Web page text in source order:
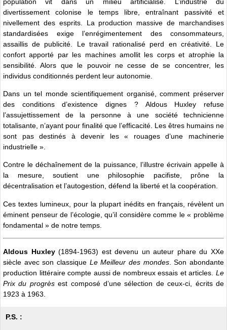
divertissement colonise le temps libre, entraînant passivité et
nivellement des esprits. La production massive de marchandises
standardisées exige l’enrégimentement des consommateurs,
assaillis de publicité. Le travail rationalisé perd en créativité. Le
confort apporté par les machines amollit les corps et atrophie la
sensibilité. Alors que le pouvoir ne cesse de se concentrer, les
individus conditionnés perdent leur autonomie.
Dans un tel monde scientifiquement organisé, comment préserver
des conditions d’existence dignes ? Aldous Huxley refuse
l’assujettissement de la personne à une société technicienne
totalisante, n’ayant pour finalité que l’efficacité. Les êtres humains ne
sont pas destinés à devenir les « rouages d’une machinerie
industrielle ».
Contre le déchaînement de la puissance, l’illustre écrivain appelle à
la mesure, soutient une philosophie pacifiste, prône la
décentralisation et l’autogestion, défend la liberté et la coopération.
Ces textes lumineux, pour la plupart inédits en français, révèlent un
éminent penseur de l’écologie, qu’il considère comme le « problème
fondamental » de notre temps.
Aldous Huxley(1894-1963) est devenu un auteur phare du XXe
siècle avec son classique Le Meilleur des mondes. Son abondante
production littéraire compte aussi de nombreux essais et articles. Le
Prix du progrèsest composé d’une sélection de ceux-ci, écrits de
1923 à 1963.
P.S. :